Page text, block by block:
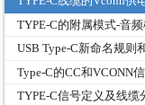
USB Type-C新命名规则
Type-C的CC和VCONN
TYPE-C信号定义及线缆